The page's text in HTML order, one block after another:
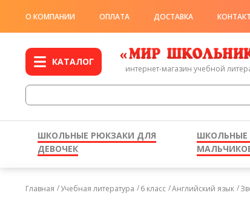
О КОМПАНИИ ОПЛАТА ДОСТАВКА
КАТАЛОГ
интернет-магазин учебной
ШКОЛЬНЫЕ РЮКЗАКИ ДЛЯ
ДЕВОЧЕК
ШКОЛЬНЫЕ
Главная Учебная литература 6 класс Английский язык